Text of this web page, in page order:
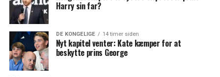
Harry sin far?
DE KONGELIGE 14 timer siden
Nyt kapitel venter: Kate kæmper for at
beskytte prins George